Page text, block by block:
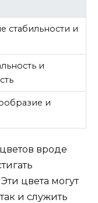
стабильности и
и
и
вроде
цвета могут
и служить